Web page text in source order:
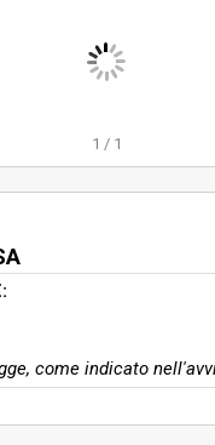
1 / 1
come indicato